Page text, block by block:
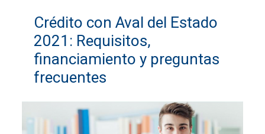
Crédito con Aval del Estado
2021: Requisitos,
financiamiento y preguntas
frecuentes